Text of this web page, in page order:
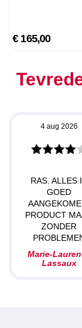
€ 165,00
4 aug 2026
RAS. ALLES
GOED
PRODUCT
ZONDER
Marie-
Lassaux